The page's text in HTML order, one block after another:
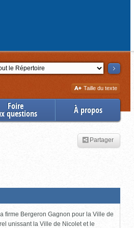
Augmenter
la
Taille du texte
Foire
questions À propos
Partager
firme Bergeron Gagnon pour la Ville de
unissant la Ville de Nicolet et le